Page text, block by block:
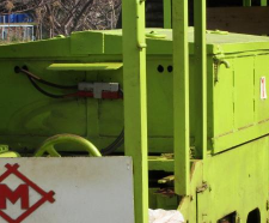
サッカー日本代表・森保一監督...